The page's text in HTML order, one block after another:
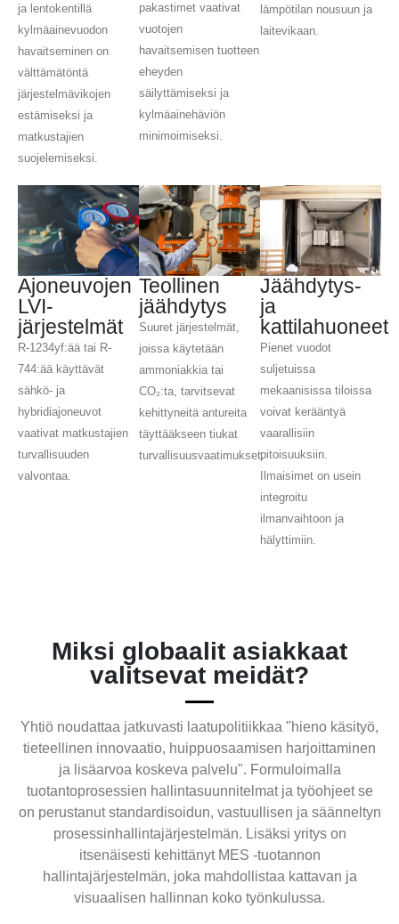
ja lentokentillä
kylmäainevuodon
havaitseminen on
välttämätöntä
järjestelmävikojen
estämiseksi ja
matkustajien
suojelemiseksi.
pakastimet vaativat
vuotojen
havaitsemisen tuotteen
eheyden
säilyttämiseksi ja
kylmäainehäviön
minimoimiseksi.
lämpötilan nousuun ja
laitevikaan.
Ajoneuvojen
LVI-
järjestelmät
R-1234yf:ää tai R-
744:ää käyttävät
sähkö- ja
hybridiajoneuvot
vaativat matkustajien
turvallisuuden
valvontaa.
Teollinen
jäähdytys
Suuret järjestelmät,
joissa käytetään
ammoniakkia tai
CO₂:ta, tarvitsevat
kehittyneitä antureita
täyttääkseen tiukat
turvallisuusvaatimukset.
Jäähdytys-
ja
kattilahuoneet
Pienet vuodot
suljetuissa
mekaanisissa tiloissa
voivat kerääntyä
vaarallisiin
pitoisuuksiin.
Ilmaisimet on usein
integroitu
ilmanvaihtoon ja
hälyttimiin.
Miksi globaalit asiakkaat
valitsevat meidät?
Yhtiö noudattaa jatkuvasti laatupolitiikkaa "hieno käsityö,
tieteellinen innovaatio, huippuosaamisen harjoittaminen
ja lisäarvoa koskeva palvelu". Formuloimalla
tuotantoprosessien hallintasuunnitelmat ja työohjeet se
on perustanut standardisoidun, vastuullisen ja säänneltyn
prosessinhallintajärjestelmän. Lisäksi yritys on
itsenäisesti kehittänyt MES -tuotannon
hallintajärjestelmän, joka mahdollistaa kattavan ja
visuaalisen hallinnan koko työnkulussa.